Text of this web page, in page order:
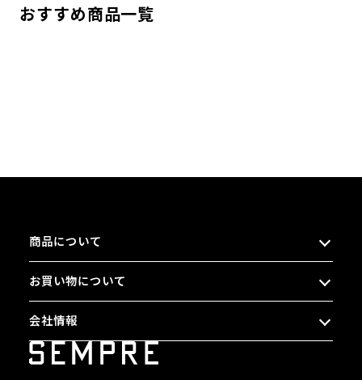
おすすめ商品一覧
商品について
お買い物について
会社情報